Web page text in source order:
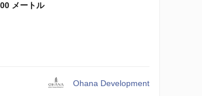
メートル
Ohana Development